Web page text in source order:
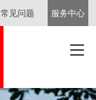
常见问题 服务中心